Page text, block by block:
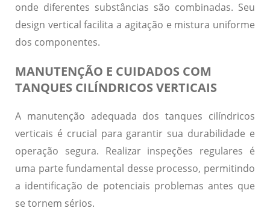
onde diferentes substâncias são combinadas. Seu
design vertical facilita a agitação e mistura uniforme
dos componentes.
MANUTENÇÃO E CUIDADOS COM
TANQUES CILÍNDRICOS VERTICAIS
A manutenção adequada dos tanques cilíndricos
verticais é crucial para garantir sua durabilidade e
operação segura. Realizar inspeções regulares é
uma parte fundamental desse processo, permitindo
a identificação de potenciais problemas antes que
se tornem sérios.